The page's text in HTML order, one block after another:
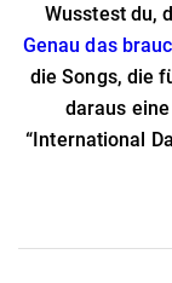
Wusstest du,
Genau das
die Songs, die
daraus
“International